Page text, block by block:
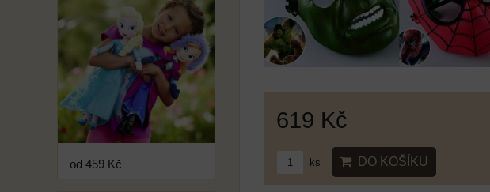
619 Kč
ks DO KOŠÍKU
od 459 Kč